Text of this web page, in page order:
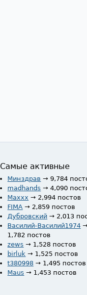
Самые активные
Минздрав → 9,784
madhands → 4,090
Maxxx → 2,994 постов
FIMA → 2,859 постов
Дубровский → 2,013
Василий-Василий1974
1,782 постов
zews → 1,528 постов
birluk → 1,525 постов
t380998 → 1,495 постов
Maus → 1,453 постов